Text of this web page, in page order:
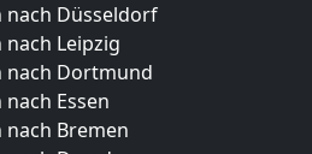
Düsseldorf
Leipzig
nach Dortmund
Essen
Bremen